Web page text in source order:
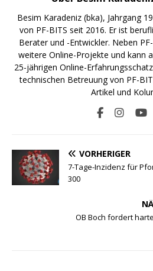
Besim Karadeniz (bka), Jahrgang
von PF-BITS seit 2016. Er ist
Berater und -Entwickler. Neben
weitere Online-Projekte und kann
25-jährigen Online-
technischen Betreuung von PF-
Artikel und
VORHERIGER
7-Tage-Inzidenz für
300
OB Boch fordert